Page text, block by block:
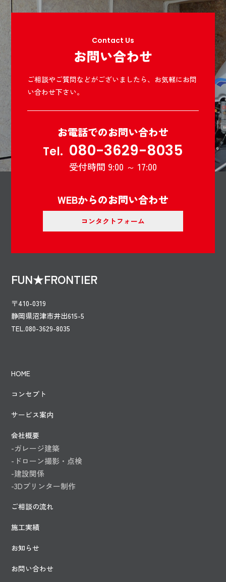
Contact Us
お問い合わせ
ご相談やご質問などがございましたら、お気軽にお問
い合わせ下さい。
お電話でのお問い合わせ
Tel. 080-3629-8035
受付時間 9:00 ～ 17:00
WEBからのお問い合わせ
コンタクトフォーム
FUN★FRONTIER
〒410-0319
静岡県沼津市井出615-5
TEL.080-3629-8035
HOME
コンセプト
サービス案内
会社概要
-ガレージ建築
-ドローン撮影・点検
-建設関係
-3Dプリンター制作
ご相談の流れ
施工実績
お知らせ
お問い合わせ